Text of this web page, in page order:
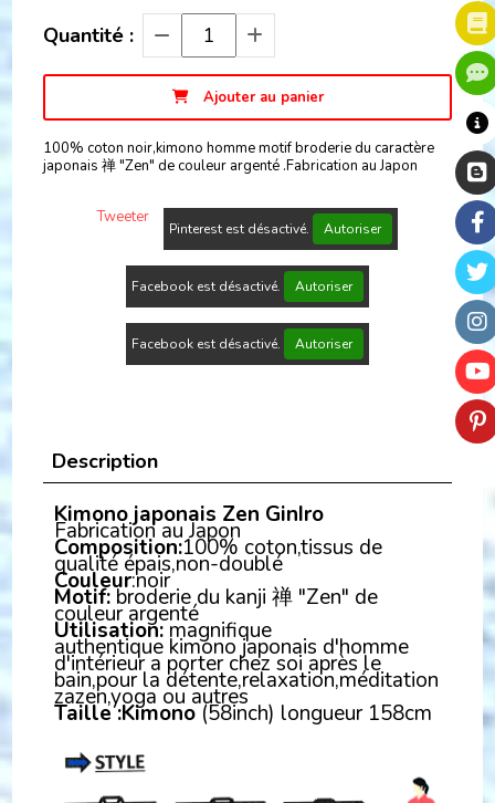
Quantité :
Ajouter au panier
100% coton noir,kimono homme motif broderie du caractère
japonais 禅 "Zen" de couleur argenté .Fabrication au Japon
Tweeter
Pinterest est désactivé. Autoriser
Facebook est désactivé. Autoriser
Facebook est désactivé. Autoriser
Description
Kimono japonais Zen GinIro
Fabrication au Japon
Composition:100% coton,tissus de
qualité épais,non-doublé
Couleur:noir
Motif: broderie du kanji 禅 "Zen" de
couleur argenté
Utilisation: magnifique
authentique kimono japonais d'homme
d'intérieur a porter chez soi après le
bain,pour la détente,relaxation,méditation
zazen,yoga ou autres
Taille :Kimono (58inch) longueur 158cm